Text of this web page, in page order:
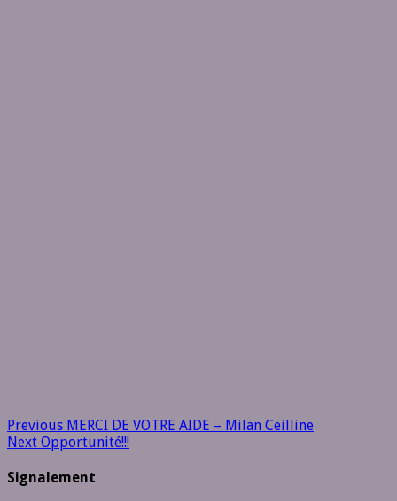
Previous MERCI DE VOTRE AIDE – Milan Ceilline
Next Opportunité!!!
Signalement